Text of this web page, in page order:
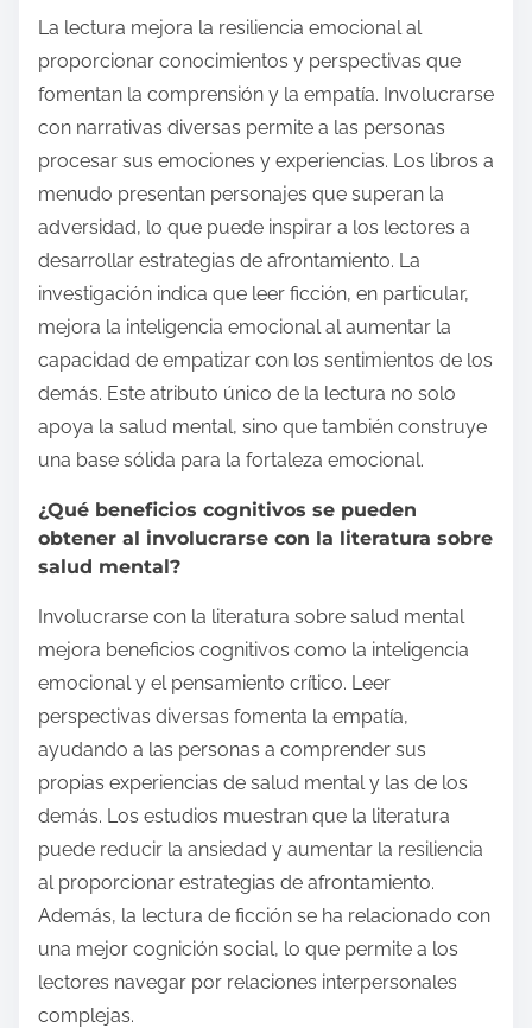
La lectura mejora la resiliencia emocional al
proporcionar conocimientos y perspectivas que
fomentan la comprensión y la empatía. Involucrarse
con narrativas diversas permite a las personas
procesar sus emociones y experiencias. Los libros a
menudo presentan personajes que superan la
adversidad, lo que puede inspirar a los lectores a
desarrollar estrategias de afrontamiento. La
investigación indica que leer ficción, en particular,
mejora la inteligencia emocional al aumentar la
capacidad de empatizar con los sentimientos de los
demás. Este atributo único de la lectura no solo
apoya la salud mental, sino que también construye
una base sólida para la fortaleza emocional.
¿Qué beneficios cognitivos se pueden
obtener al involucrarse con la literatura sobre
salud mental?
Involucrarse con la literatura sobre salud mental
mejora beneficios cognitivos como la inteligencia
emocional y el pensamiento crítico. Leer
perspectivas diversas fomenta la empatía,
ayudando a las personas a comprender sus
propias experiencias de salud mental y las de los
demás. Los estudios muestran que la literatura
puede reducir la ansiedad y aumentar la resiliencia
al proporcionar estrategias de afrontamiento.
Además, la lectura de ficción se ha relacionado con
una mejor cognición social, lo que permite a los
lectores navegar por relaciones interpersonales
complejas.